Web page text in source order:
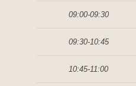
09:00-09:30
09:30-10:45
10:45-11:00